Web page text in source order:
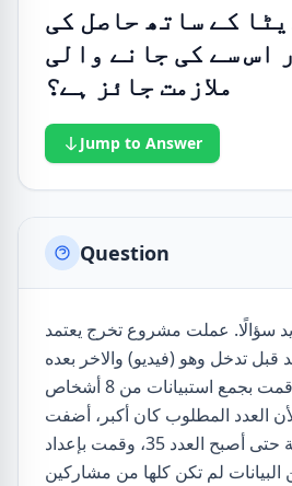
کے ساتھ حاصل کی
اس سے کی جانے والی
ملازمت جائز ہے؟
Jump to Answer
Question
سؤالًا. عملت مشروع تخرج يعتمد
قبل تدخل وهو (فيديو) والاخر بعده
لمعرفة تأثيره. قمت بجمع استبيانات من 8 أشخاص
العدد المطلوب كان أكبر، أضفت
إجابات غير حقيقية حتى أصبح العدد 35، وقمت بإعداد
البيانات لم تكن كلها من مشاركين